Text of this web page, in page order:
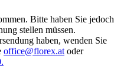
Bitte haben Sie jedoch
stellen müssen.
haben, wenden Sie
office@florex.at oder